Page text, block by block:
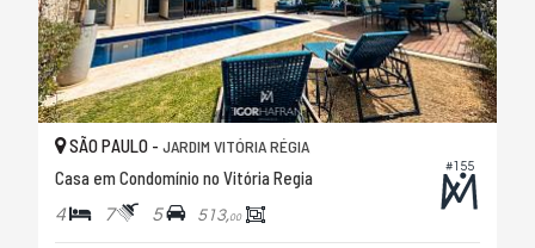
#155
SÃO PAULO - JARDIM VITÓRIA RÉGIA
Casa em Condomínio no Vitória Regia
4 7 5 513,00